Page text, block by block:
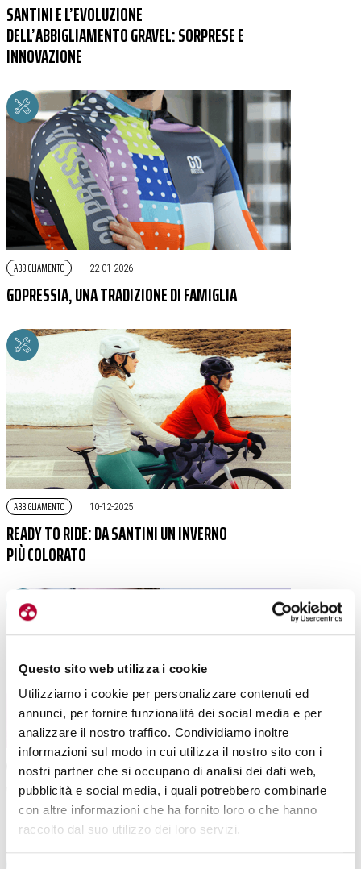
Questo sito web utilizza i cookie
Utilizziamo i cookie per personalizzare contenuti ed
annunci, per fornire funzionalità dei social media e per
analizzare il nostro traffico. Condividiamo inoltre
informazioni sul modo in cui utilizza il nostro sito con i
nostri partner che si occupano di analisi dei dati web,
pubblicità e social media, i quali potrebbero combinarle
con altre informazioni che ha fornito loro o che hanno
raccolto dal suo utilizzo dei loro servizi.
SANTINI E L’EVOLUZIONE
DELL’ABBIGLIAMENTO GRAVEL: SORPRESE E
INNOVAZIONE
ABBIGLIAMENTO 22-01-2026
GOPRESSIA, UNA TRADIZIONE DI FAMIGLIA
ABBIGLIAMENTO 10-12-2025
READY TO RIDE: DA SANTINI UN INVERNO
PIÙ COLORATO
ABBIGLIAMENTO | 17-11-2025
WOOL E GRID, L’INTIMO DA DONNA PER
L’INVERNO SECONDO ALÉ CYCLING